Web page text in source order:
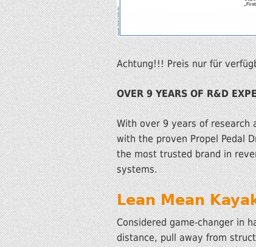
Achtung!!! Preis nur für
OVER 9 YEARS OF R&D
With over 9 years of research
with the proven Propel Pedal
the most trusted brand in
systems.
Lean Mean
Considered game-changer in
distance, pull away from